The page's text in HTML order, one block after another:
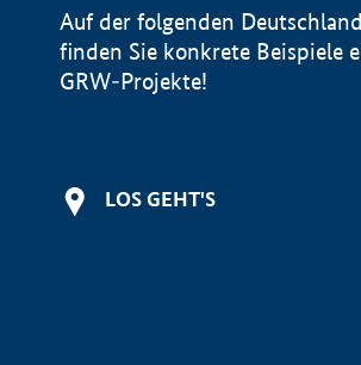
Auf der folgenden
finden Sie konkrete Beispiele
GRW-Projekte!
LOS GEHT'S